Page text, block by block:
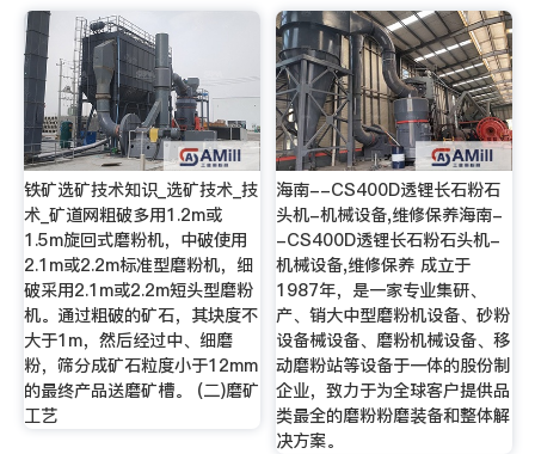
铁矿选矿技术知识_选矿技术_技
术_矿道网粗破多用1.2m或
1.5m旋回式磨粉机，中破使用
2.1m或2.2m标准型磨粉机，细
破采用2.1m或2.2m短头型磨粉
机。通过粗破的矿石，其块度不
大于1m，然后经过中、细磨
粉，筛分成矿石粒度小于12mm
的最终产品送磨矿槽。 (二)磨矿
工艺
海南--CS400D透锂长石粉石
头机-机械设备,维修保养海南-
-CS400D透锂长石粉石头机-
机械设备,维修保养 成立于
1987年，是一家专业集研、
产、销大中型磨粉机设备、砂粉
设备械设备、磨粉机械设备、移
动磨粉站等设备于一体的股份制
企业，致力于为全球客户提供品
类最全的磨粉粉磨装备和整体解
决方案。